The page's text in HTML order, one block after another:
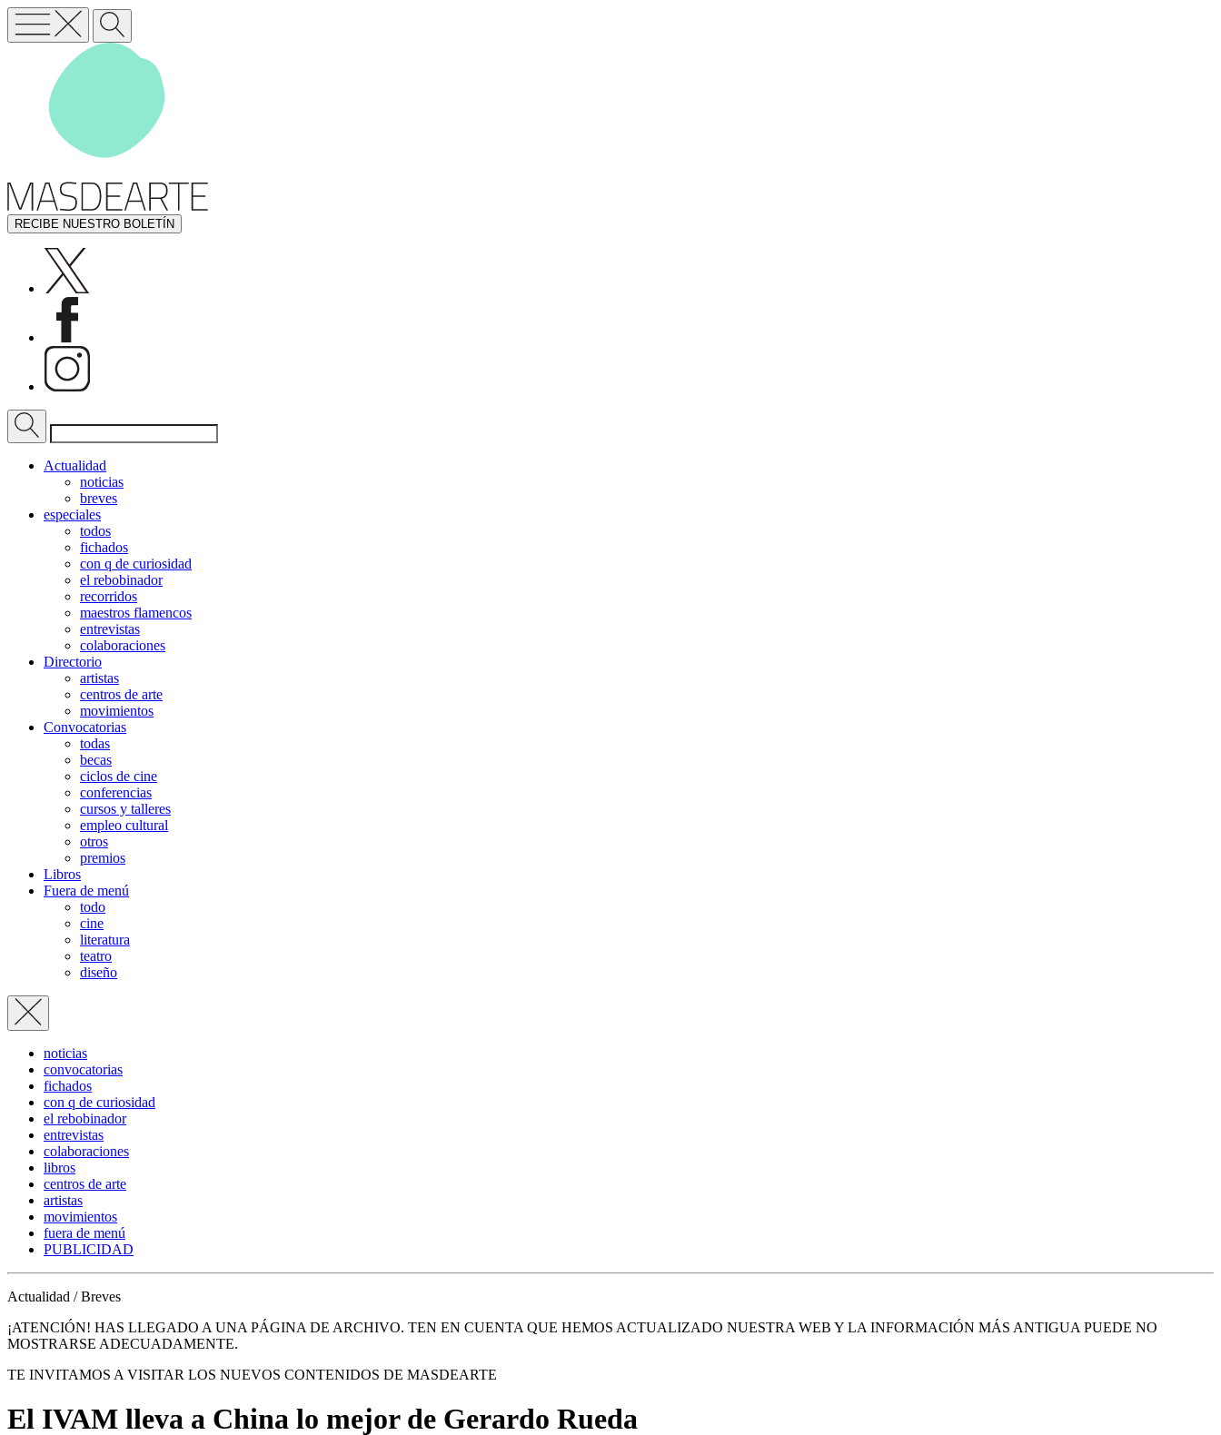
RECIBE NUESTRO BOLETÍN
Actualidad
noticias
breves
especiales
todos
fichados
con q de curiosidad
el rebobinador
recorridos
maestros flamencos
entrevistas
colaboraciones
Directorio
artistas
centros de arte
movimientos
Convocatorias
todas
becas
ciclos de cine
conferencias
cursos y talleres
empleo cultural
otros
premios
Libros
Fuera de menú
todo
cine
literatura
teatro
diseño
noticias
convocatorias
fichados
con q de curiosidad
el rebobinador
entrevistas
colaboraciones
libros
centros de arte
artistas
movimientos
fuera de menú
PUBLICIDAD
Actualidad / Breves
¡ATENCIÓN! HAS LLEGADO A UNA PÁGINA DE ARCHIVO. TEN EN CUENTA QUE HEMOS ACTUALIZADO NUESTRA WEB Y LA INFORMACIÓN MÁS ANTIGUA PUEDE NO
MOSTRARSE ADECUADAMENTE.
TE INVITAMOS A VISITAR LOS NUEVOS CONTENIDOS DE MASDEARTE
El IVAM lleva a China lo mejor de Gerardo Rueda